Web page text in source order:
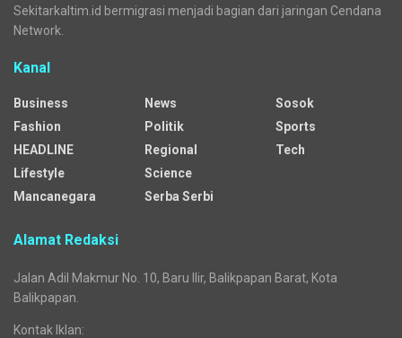
Sekitarkaltim.id bermigrasi menjadi bagian dari jaringan Cendana
Network.
Kanal
Business
Fashion
HEADLINE
Lifestyle
Mancanegara
News
Politik
Regional
Science
Serba Serbi
Sosok
Sports
Tech
Alamat Redaksi
Jalan Adil Makmur No. 10, Baru Ilir, Balikpapan Barat, Kota
Balikpapan.
Kontak Iklan: